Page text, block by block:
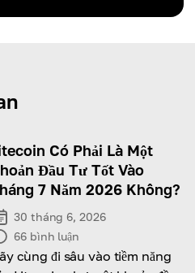
Có Phải Là Một
Đầu Tư Tốt Vào
7 Năm 2026 Không?
30 tháng 6, 2026
66 bình luận
cùng đi sâu vào tiềm năng